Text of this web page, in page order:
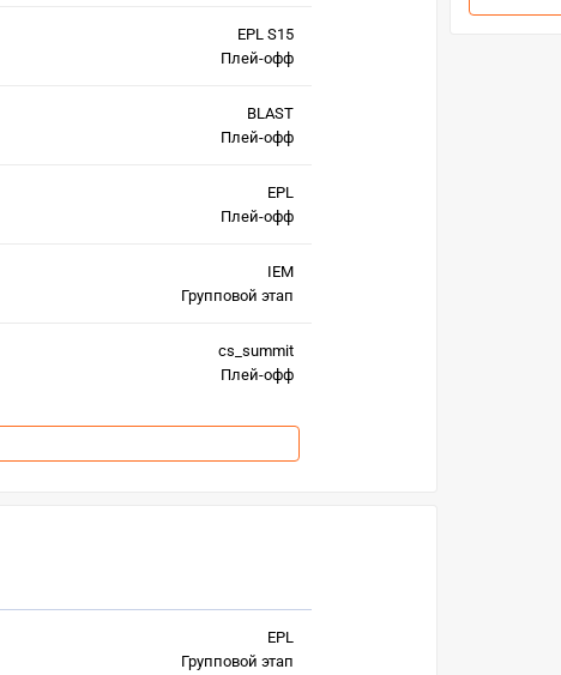
EPL S15
Плей-офф
BLAST
Плей-офф
EPL
Плей-офф
IEM
Групповой этап
cs_summit
Плей-офф
EPL
Групповой этап